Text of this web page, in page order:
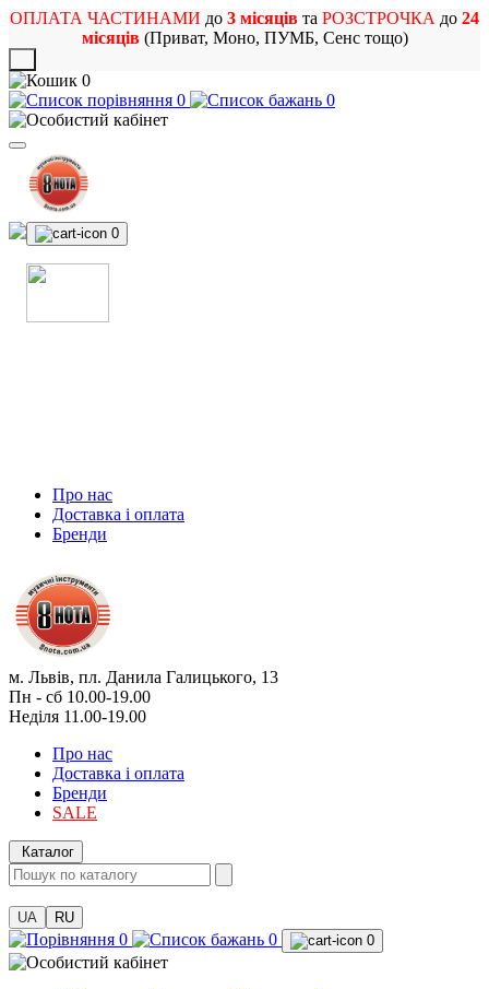
ОПЛАТА ЧАСТИНАМИ до 3 місяців та РОЗСТРОЧКА до 24
місяців(Приват, Моно, ПУМБ, Сенс тощо)
0
0
0
0
Про нас
Доставка і оплата
Бренди
м. Львів, пл. Данила Галицького, 13
Пн - сб 10.00-19.00
Неділя 11.00-19.00
Про нас
Доставка і оплата
Бренди
SALE
Каталог
UA RU
0 0 0